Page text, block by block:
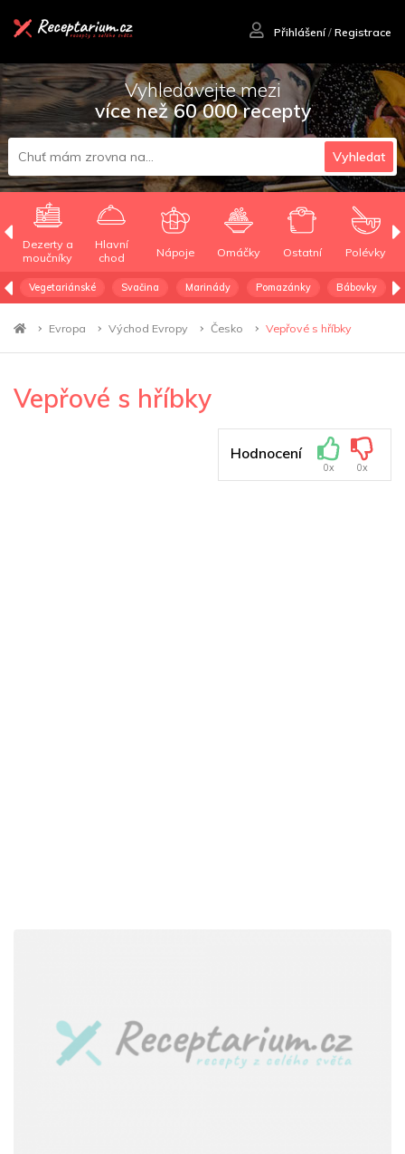
Přihlášení/ Registrace
Vyhledávejte mezi
více než 60 000 recepty
Vyhledat
Dezerty a
moučníky
Hlavní
chod
Nápoje Omáčky Ostatní Polévky
Vegetariánské Svačina Marinády Pomazánky Bábovky
Evropa Východ Evropy Česko Vepřové s hříbky
Vepřové s hříbky
Hodnocení
0x 0x